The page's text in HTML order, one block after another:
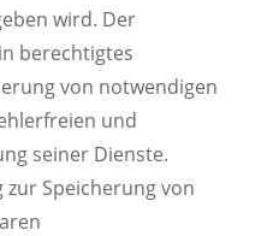
wird. Der
berechtigtes
von notwendigen
und
seiner Dienste.
zur Speicherung von